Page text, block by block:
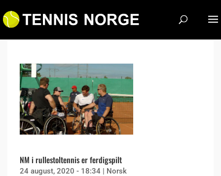
NM i rullestoltennis er ferdigspilt
24 august, 2020 - 18:34 | Norsk